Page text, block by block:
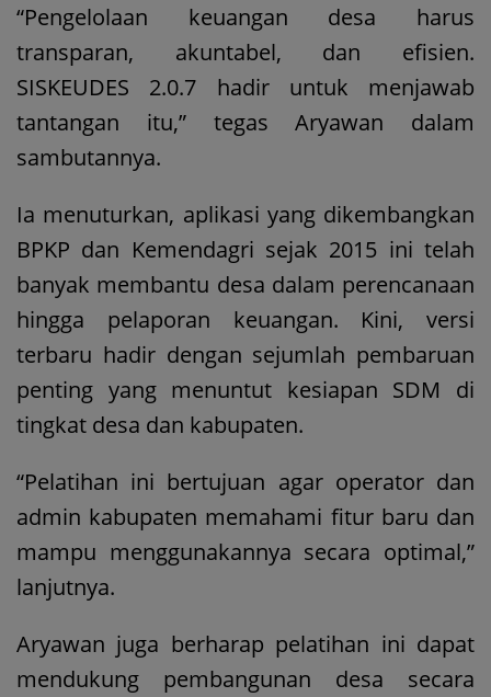
“Pengelolaan keuangan desa harus
transparan, akuntabel, dan efisien.
SISKEUDES 2.0.7 hadir untuk menjawab
tantangan itu,” tegas Aryawan dalam
sambutannya.
Ia menuturkan, aplikasi yang dikembangkan
BPKP dan Kemendagri sejak 2015 ini telah
banyak membantu desa dalam perencanaan
hingga pelaporan keuangan. Kini, versi
terbaru hadir dengan sejumlah pembaruan
penting yang menuntut kesiapan SDM di
tingkat desa dan kabupaten.
“Pelatihan ini bertujuan agar operator dan
admin kabupaten memahami fitur baru dan
mampu menggunakannya secara optimal,”
lanjutnya.
Aryawan juga berharap pelatihan ini dapat
mendukung pembangunan desa secara